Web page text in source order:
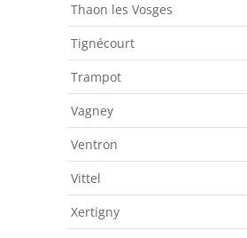
Thaon les Vosges
Tignécourt
Trampot
Vagney
Ventron
Vittel
Xertigny